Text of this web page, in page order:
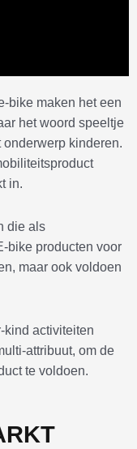
bike maken het een
het woord speeltje
kinderen.
in.
die als
bike producten voor
maar ook voldoen
kind activiteiten
attribuut, om de
te voldoen.